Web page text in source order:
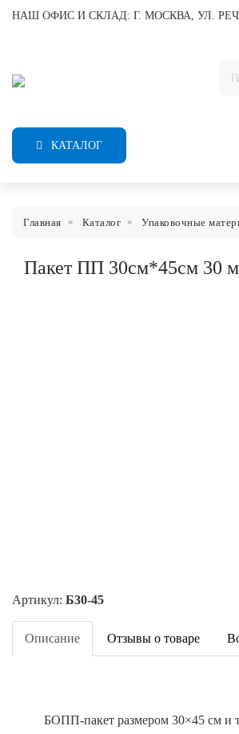
НАШ ОФИС И СКЛАД: Г. МОСКВА, УЛ.
КАТАЛОГ
Главная Каталог Упаковочные
Пакет ПП 30см*45см 30
Артикул: Б30-45
Описание Отзывы о товаре
БОПП-пакет размером 30×45 см и